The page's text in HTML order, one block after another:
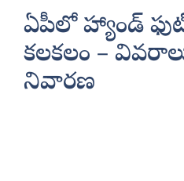
ఏపీలో హ్యాండ్
కలకలం –
నివారణ